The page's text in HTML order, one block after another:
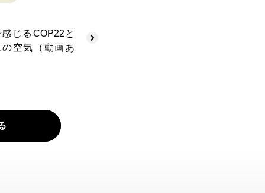
じるCOP22と
空気（動画あ